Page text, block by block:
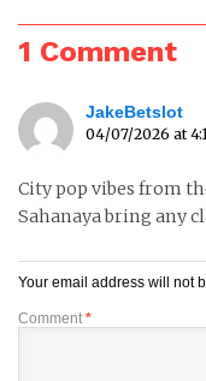
1 Comment
JakeBetslot
04/07/2026 at
City pop vibes from
Sahanaya bring any
Your email address will not
Comment *